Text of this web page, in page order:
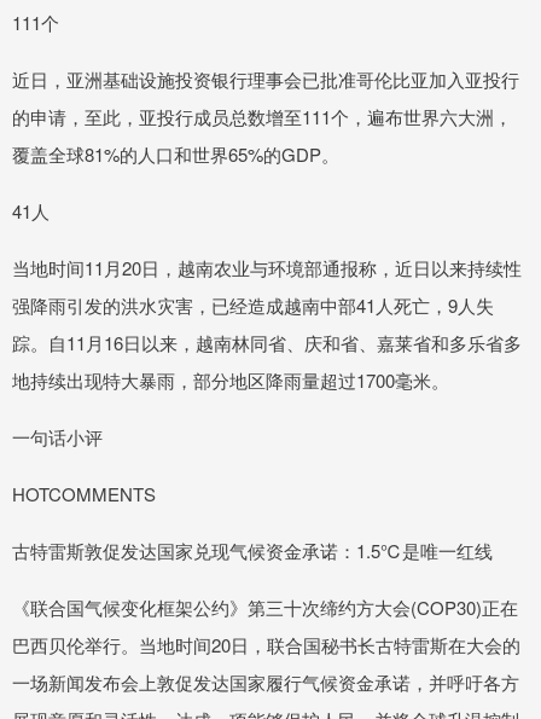
111个
近日，亚洲基础设施投资银行理事会已批准哥伦比亚加入亚投行
的申请，至此，亚投行成员总数增至111个，遍布世界六大洲，
覆盖全球81%的人口和世界65%的GDP。
41人
当地时间11月20日，越南农业与环境部通报称，近日以来持续性
强降雨引发的洪水灾害，已经造成越南中部41人死亡，9人失
踪。自11月16日以来，越南林同省、庆和省、嘉莱省和多乐省多
地持续出现特大暴雨，部分地区降雨量超过1700毫米。
一句话小评
HOTCOMMENTS
古特雷斯敦促发达国家兑现气候资金承诺：1.5℃是唯一红线
《联合国气候变化框架公约》第三十次缔约方大会(COP30)正在
巴西贝伦举行。当地时间20日，联合国秘书长古特雷斯在大会的
一场新闻发布会上敦促发达国家履行气候资金承诺，并呼吁各方